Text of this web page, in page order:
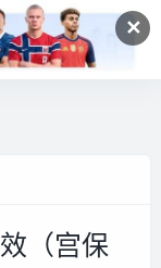
✕
（宫保